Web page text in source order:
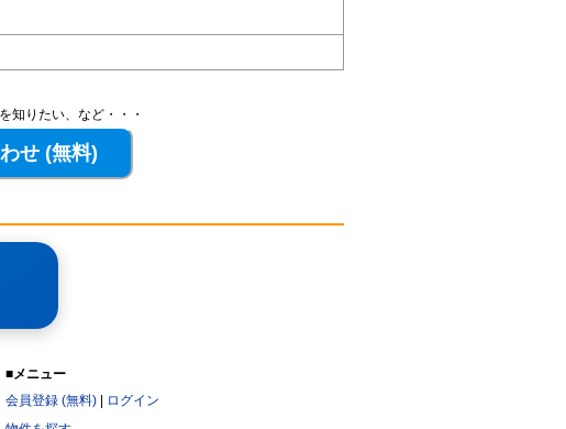
知りたい、など・・・
■メニュー
会員登録 (無料)| ログイン